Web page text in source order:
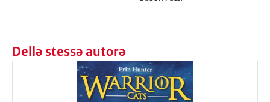
Dellə stessə autorə